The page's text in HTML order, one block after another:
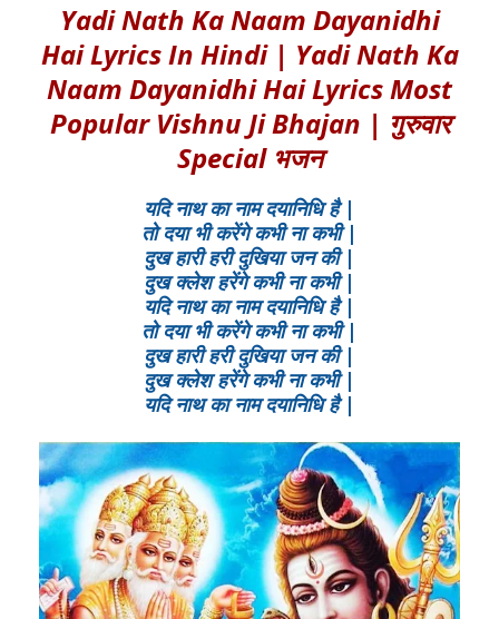
Yadi Nath Ka Naam Dayanidhi
Hai Lyrics In Hindi | Yadi Nath Ka
Naam Dayanidhi Hai Lyrics Most
Popular Vishnu Ji Bhajan | गुरुवार
Special भजन
यदि नाथ का नाम दयानिधि है |
तो दया भी करेंगे कभी ना कभी |
दुख हारी हरी दुखिया जन की |
दुख क्लेश हरेंगे कभी ना कभी |
यदि नाथ का नाम दयानिधि है |
तो दया भी करेंगे कभी ना कभी |
दुख हारी हरी दुखिया जन की |
दुख क्लेश हरेंगे कभी ना कभी |
यदि नाथ का नाम दयानिधि है |